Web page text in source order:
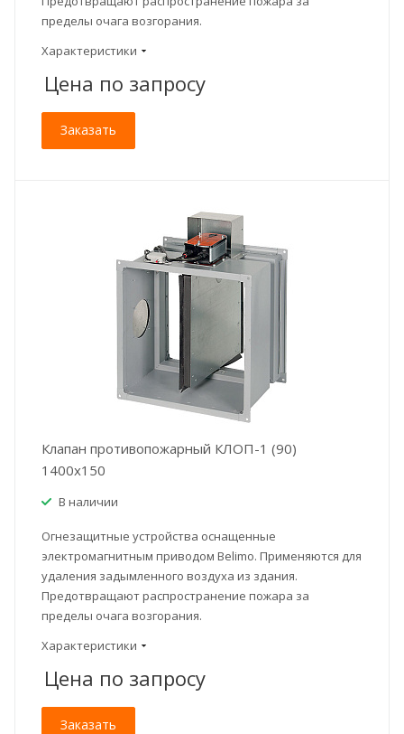
пределы очага возгорания.
Характеристики
Цена по запросу
Заказать
Клапан противопожарный КЛОП-1 (90)
1400x150
В наличии
Огнезащитные устройства оснащенные
электромагнитным приводом Belimo. Применяются для
удаления задымленного воздуха из здания.
Предотвращают распространение пожара за
пределы очага возгорания.
Характеристики
Цена по запросу
Заказать